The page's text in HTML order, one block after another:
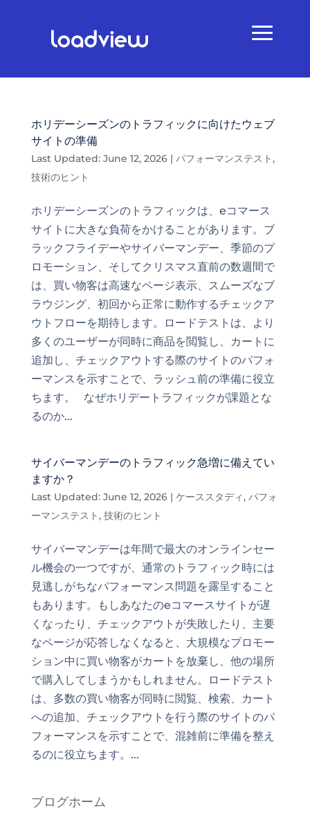
ホリデーシーズンのトラフィックに向けたウェブ
サイトの準備
Last Updated: June 12, 2026| パフォーマンステスト,
技術のヒント
ホリデーシーズンのトラフィックは、eコマース
サイトに大きな負荷をかけることがあります。ブ
ラックフライデーやサイバーマンデー、季節のプ
ロモーション、そしてクリスマス直前の数週間で
は、買い物客は高速なページ表示、スムーズなブ
ラウジング、初回から正常に動作するチェックア
ウトフローを期待します。ロードテストは、より
多くのユーザーが同時に商品を閲覧し、カートに
追加し、チェックアウトする際のサイトのパフォ
ーマンスを示すことで、ラッシュ前の準備に役立
ちます。 なぜホリデートラフィックが課題とな
るのか...
サイバーマンデーのトラフィック急増に備えてい
ますか？
Last Updated: June 12, 2026| ケーススタディ, パフォ
ーマンステスト, 技術のヒント
サイバーマンデーは年間で最大のオンラインセー
ル機会の一つですが、通常のトラフィック時には
見逃しがちなパフォーマンス問題を露呈すること
もあります。もしあなたのeコマースサイトが遅
くなったり、チェックアウトが失敗したり、主要
なページが応答しなくなると、大規模なプロモー
ション中に買い物客がカートを放棄し、他の場所
で購入してしまうかもしれません。ロードテスト
は、多数の買い物客が同時に閲覧、検索、カート
への追加、チェックアウトを行う際のサイトのパ
フォーマンスを示すことで、混雑前に準備を整え
るのに役立ちます。...
ブログホーム